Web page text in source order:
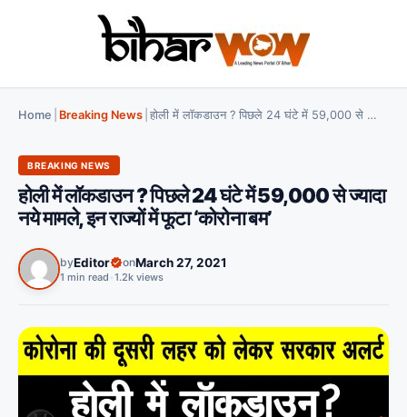
Home Breaking News होली में लॉकडाउन ? पिछले 24 घंटे में 59,000 से ज्यादा नये मामले, इन राज्यों में फूटा ‘कोरोना बम’
BREAKING NEWS
होली में लॉकडाउन ? पिछले 24 घंटे में 59,000 से ज्यादा
नये मामले, इन राज्यों में फूटा ‘कोरोना बम’
byEditor onMarch 27, 2021
1 min read 1.2k views